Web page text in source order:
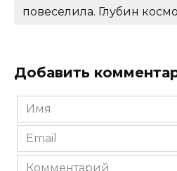
повеселила. Глубин
Добавить
Имя
*
Email
*
Комментарий